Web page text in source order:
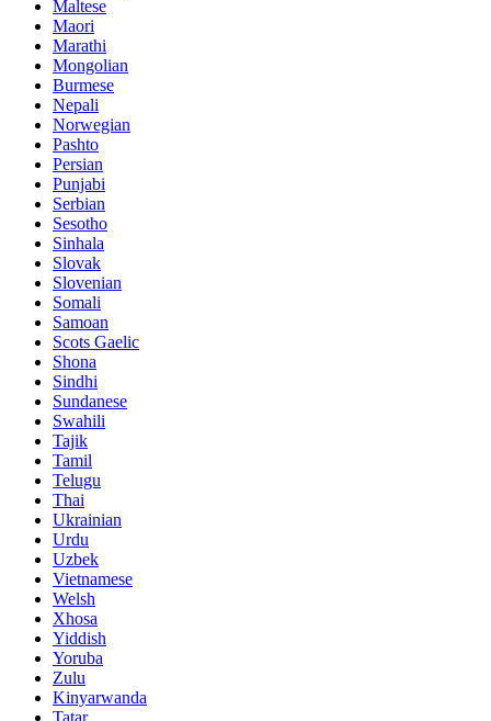
Maltese
Maori
Marathi
Mongolian
Burmese
Nepali
Norwegian
Pashto
Persian
Punjabi
Serbian
Sesotho
Sinhala
Slovak
Slovenian
Somali
Samoan
Scots Gaelic
Shona
Sindhi
Sundanese
Swahili
Tajik
Tamil
Telugu
Thai
Ukrainian
Urdu
Uzbek
Vietnamese
Welsh
Xhosa
Yiddish
Yoruba
Zulu
Kinyarwanda
Tatar